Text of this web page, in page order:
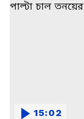
15:02